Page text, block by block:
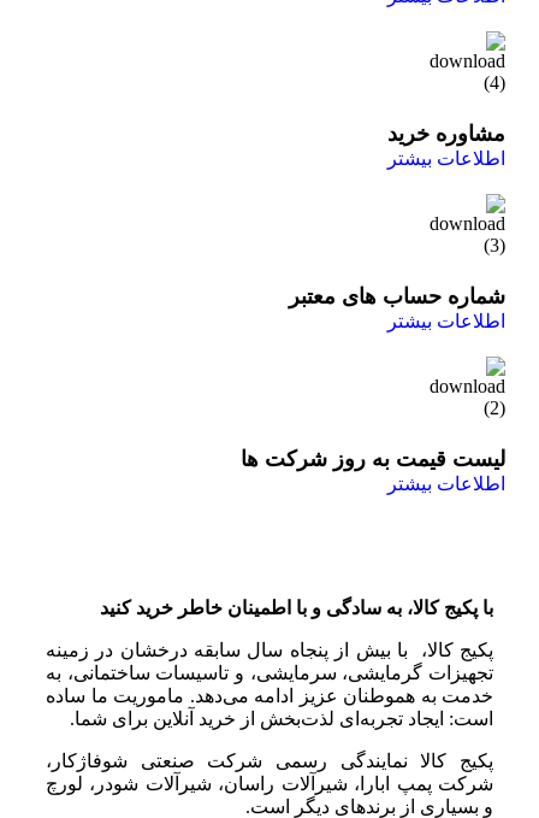
مشاوره خرید
اطلاعات بیشتر
شماره حساب های معتبر
اطلاعات بیشتر
لیست قیمت به روز شرکت ها
اطلاعات بیشتر
با پکیج کالا، به سادگی و با اطمینان خاطر خرید کنید
پکیج کالا، با بیش از پنجاه سال سابقه درخشان در زمینه
تجهیزات گرمایشی، سرمایشی، و تاسیسات ساختمانی، به
خدمت به هموطنان عزیز ادامه می‌دهد. ماموریت ما ساده
است: ایجاد تجربه‌ای لذت‌بخش از خرید آنلاین برای شما.
پکیج کالا نمایندگی رسمی شرکت صنعتی شوفاژکار،
شرکت پمپ ابارا، شیرآلات راسان، شیرآلات شودر، لورچ
و بسیاری از برندهای دیگر است.